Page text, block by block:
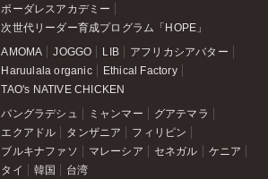
ボーダレスアカデミー
次世代リーダー育成プログラム「HOPE」
AMOMA JOGGO LIB
アフリカシアバター
Haruulala organic
Ethical Factory
TAO's NATIVE CHICKEN
バングラデシュ ミャンマー
グアテマラ
エクアドル
タンザニア
フィリピン
ブルキナファソ
マレーシア セネガル
ケニア
タイ
韓国 台湾